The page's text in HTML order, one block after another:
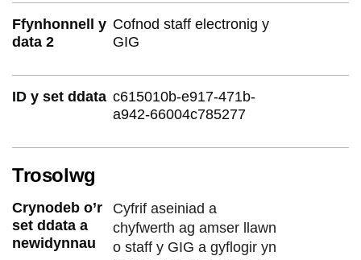
Ffynhonnell y
data 2
Cofnod staff electronig y
GIG
ID y set ddata c615010b-e917-471b-
a942-66004c785277
Trosolwg
Crynodeb o’r
set ddata a
newidynnau
Cyfrif aseiniad a
chyfwerth ag amser llawn
o staff y GIG a gyflogir yn